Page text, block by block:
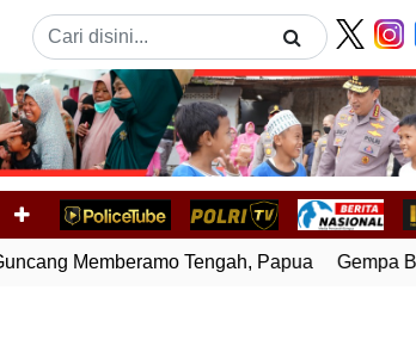
Memberamo Tengah, Papua Gempa